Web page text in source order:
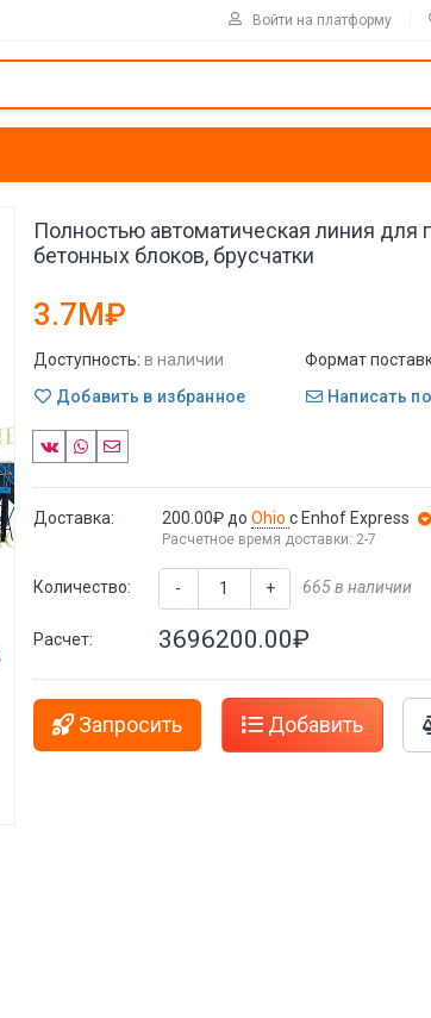
Войти на платформу
Полностью автоматическая линия для
бетонных блоков, брусчатки
3.7M₽
Доступность: в наличии
Формат
Добавить в избранное
Написать
Доставка: 200.00₽ доOhioс Enhof Express
Расчетное время доставки: 2-7
Количество: - + 665 в наличии
Расчет: 3696200.00₽
Запросить Добавить